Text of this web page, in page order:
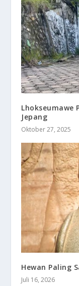
Lhokseumawe
Jepang
Oktober 27, 2025
Hewan Paling
Juli 16, 2026